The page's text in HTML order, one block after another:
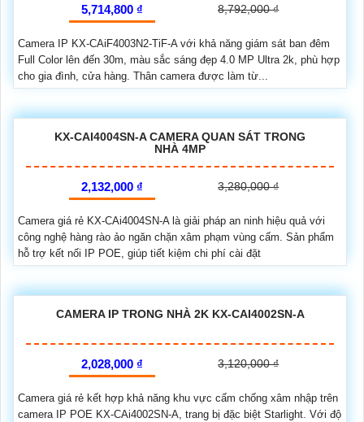
5,714,800 ₫ 8,792,000 ₫
Camera IP KX-CAiF4003N2-TiF-A với khả năng giám sát ban đêm
Full Color lên đến 30m, màu sắc sáng đẹp 4.0 MP Ultra 2k, phù hợp
cho gia đình, cửa hàng. Thân camera được làm từ...
KX-CAI4004SN-A CAMERA QUAN SÁT TRONG
NHÀ 4MP
2,132,000 ₫ 3,280,000 ₫
Camera giá rẻ KX-CAi4004SN-A là giải pháp an ninh hiệu quả với
công nghệ hàng rào ảo ngăn chặn xâm phạm vùng cấm. Sản phẩm
hỗ trợ kết nối IP POE, giúp tiết kiệm chi phí cài đặt
CAMERA IP TRONG NHÀ 2K KX-CAI4002SN-A
2,028,000 ₫ 3,120,000 ₫
Camera giá rẻ kết hợp khả năng khu vực cấm chống xâm nhập trên
camera IP POE KX-CAi4002SN-A, trang bị đặc biệt Starlight. Với độ